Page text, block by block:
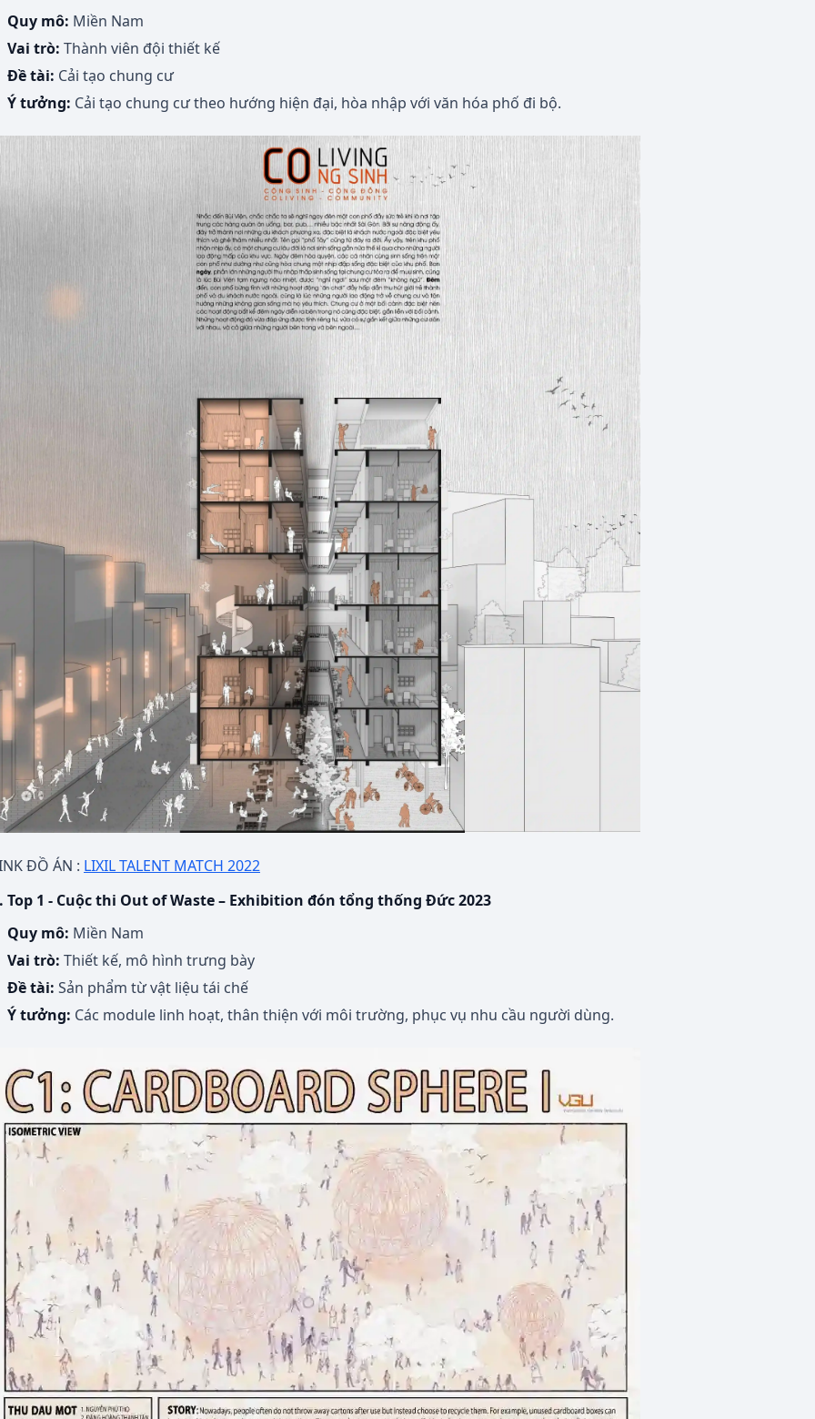
Quy mô: Miền Nam
Vai trò: Thành viên đội thiết kế
Đề tài: Cải tạo chung cư
Ý tưởng: Cải tạo chung cư theo hướng hiện đại, hòa nhập với văn hóa phố đi bộ.
ĐỒ ÁN : LIXIL TALENT MATCH 2022
Top 1 - Cuộc thi Out of Waste – Exhibition đón tổng thống Đức 2023
Quy mô: Miền Nam
Vai trò: Thiết kế, mô hình trưng bày
Đề tài: Sản phẩm từ vật liệu tái chế
Ý tưởng: Các module linh hoạt, thân thiện với môi trường, phục vụ nhu cầu người dùng.